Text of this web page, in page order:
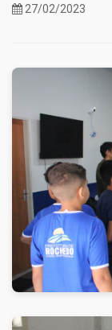
27/02/2023